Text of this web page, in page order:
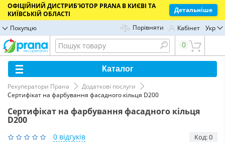
ОФІЦІЙНИЙ ДИСТРИБ'ЮТОР PRANA В КИЄВІ ТА
КИЇВСЬКІЙ ОБЛАСТІ
Детальніше
Покупцю Порівняти Кабінет Укр
0
Каталог
Рекуператори Прана
Додаткові послуги
Сертифікат на фарбування фасадного кільця D200
Сертифікат на фарбування фасадного кільця
D200
Код: 0
0 відгуків